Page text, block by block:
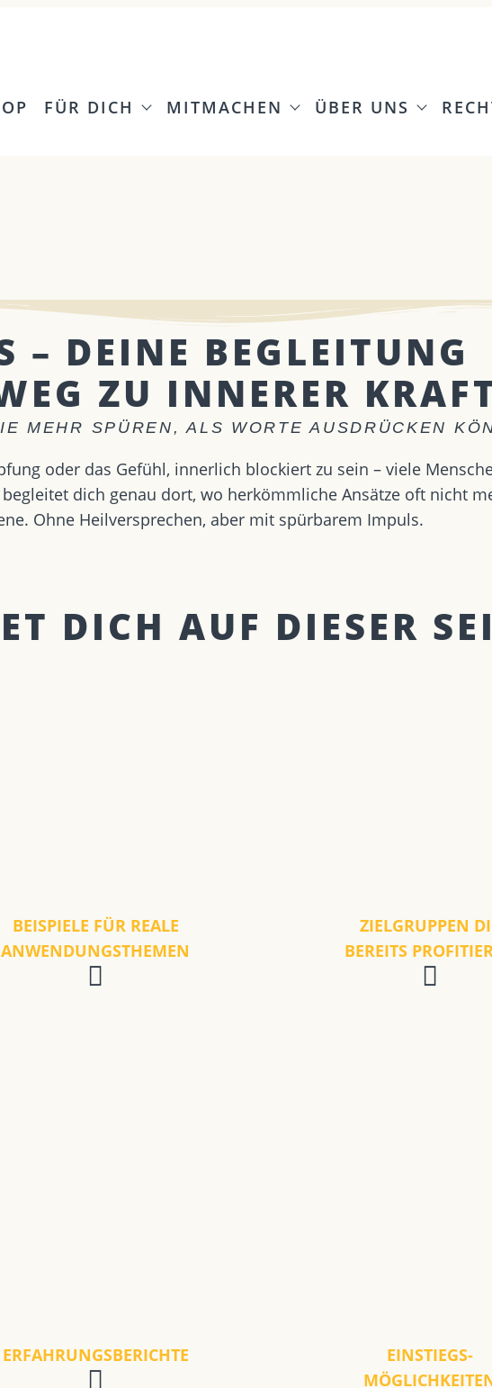
FÜR DICH MITMACHEN ÜBER UNS
– DEINE BEGLEITUNG
ZU INNERER
MEHR SPÜREN, ALS WORTE AUSDRÜCKEN
oder das Gefühl, innerlich blockiert zu sein – viele
begleitet dich genau dort, wo herkömmliche Ansätze oft nicht
Ohne Heilversprechen, aber mit spürbarem Impuls.
DICH AUF DIESER
BEISPIELE FÜR REALE
ANWENDUNGSTHEMEN
ZIELGRUPPEN
BEREITS
ERFAHRUNGSBERICHTE
EINSTIEGS-